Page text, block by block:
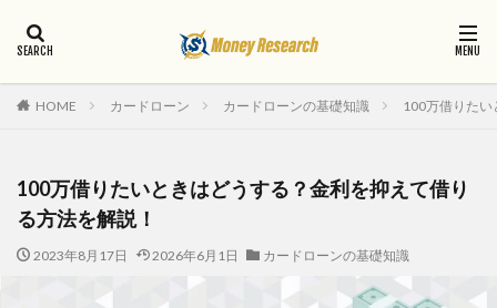
HOME カードローン カードローンの基礎知識 100万借りた
100万借りたいときはどうする？金利を抑えて借り
る方法を解説！
2023年8月17日 2026年6月1日 カードローンの基礎知識